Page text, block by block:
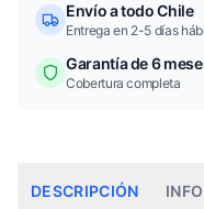
Envío a todo Chile
Entrega en 2-5 días
Garantía de 6
Cobertura completa
DESCRIPCIÓN